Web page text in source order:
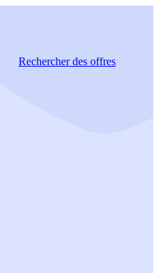
Rechercherdes offres